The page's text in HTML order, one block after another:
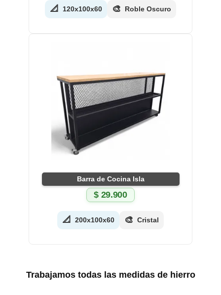
📐 120x100x60 🎨 Roble Oscuro
Barra de Cocina Isla
$29.900
📐 200x100x60 🎨 Cristal
Trabajamos todas las medidas de hierro